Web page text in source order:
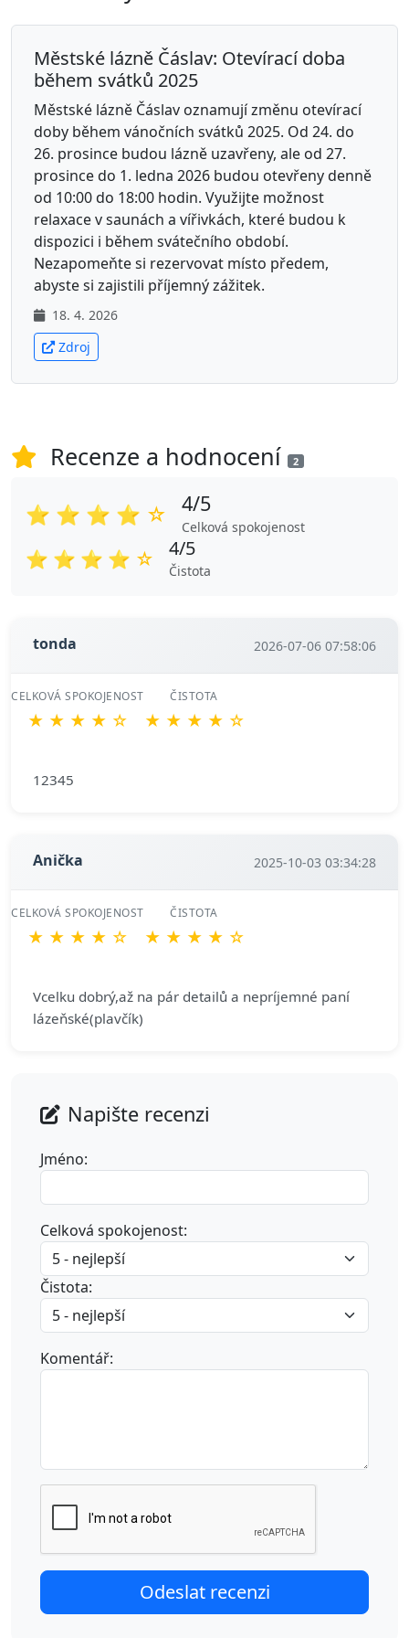
Městské lázně Čáslav: Otevírací doba
během svátků 2025
Městské lázně Čáslav oznamují změnu otevírací
doby během vánočních svátků 2025. Od 24. do
26. prosince budou lázně uzavřeny, ale od 27.
prosince do 1. ledna 2026 budou otevřeny denně
od 10:00 do 18:00 hodin. Využijte možnost
relaxace v saunách a vířivkách, které budou k
dispozici i během svátečního období.
Nezapomeňte si rezervovat místo předem,
abyste si zajistili příjemný zážitek.
18. 4. 2026
Zdroj
Recenze a hodnocení 2
⭐ ⭐ ⭐ ⭐ ☆ 4/5
Celková spokojenost
⭐ ⭐ ⭐ ⭐ ☆ 4/5
Čistota
tonda 2026-07-06 07:58:06
CELKOVÁ SPOKOJENOST
★ ★ ★ ★ ☆
ČISTOTA
★ ★ ★ ★ ☆
12345
Anička 2025-10-03 03:34:28
CELKOVÁ SPOKOJENOST
★ ★ ★ ★ ☆
ČISTOTA
★ ★ ★ ★ ☆
Vcelku dobrý,až na pár detailů a nepríjemné paní
lázeňské(plavčík)
Napište recenzi
Jméno:
Celková spokojenost:
Čistota:
Komentář: